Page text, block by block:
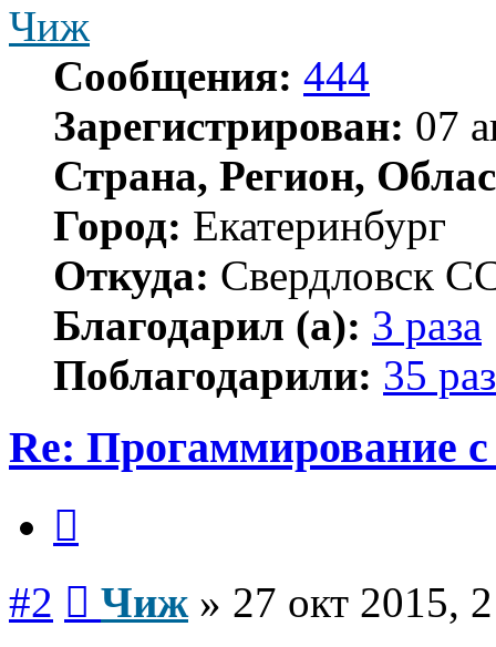
Чиж
Сообщения: 444
Зарегистрирован: 07
Страна, Регион,
Город: Екатеринбург
Откуда: Свердловск
Благодарил (а): 3 раза
Поблагодарили: 35 раз
Re: Прогаммирование с
#2 Чиж » 27 окт 2015,